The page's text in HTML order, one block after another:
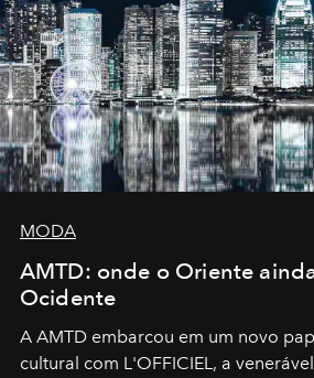
MODA
AMTD: onde o Oriente
Ocidente
A AMTD embarcou em um novo
cultural com L'OFFICIEL, a